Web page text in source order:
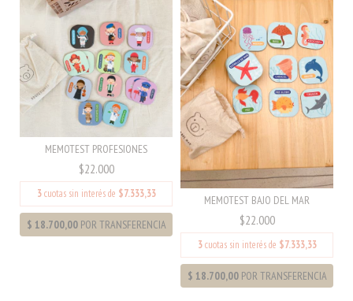
MEMOTEST PROFESIONES
$22.000
3cuotas sin interés de $7.333,33 MEMOTEST BAJO DEL MAR
$22.000
3cuotas sin interés de $7.333,33